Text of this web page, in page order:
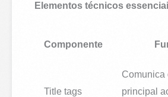
Elementos técnicos
Componente
Title tags
Comunica
principal